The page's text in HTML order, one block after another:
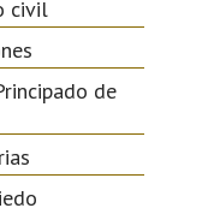
civil
de